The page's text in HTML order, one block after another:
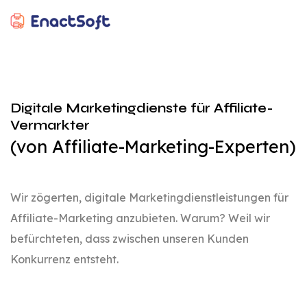
Digitale Marketingdienste für Affiliate-
Vermarkter
(von Affiliate-Marketing-Experten)
Wir zögerten, digitale Marketingdienstleistungen für
Affiliate-Marketing anzubieten. Warum? Weil wir
befürchteten, dass zwischen unseren Kunden
Konkurrenz entsteht.